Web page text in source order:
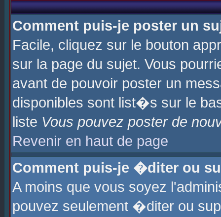
Comment puis-je poster un
Facile, cliquez sur le bouton
sur la page du sujet. Vous
avant de pouvoir poster un
disponibles sont list�s sur le
liste Vous pouvez poster de
Revenir en haut de page
Comment puis-je �diter ou
A moins que vous soyez
pouvez seulement �diter ou